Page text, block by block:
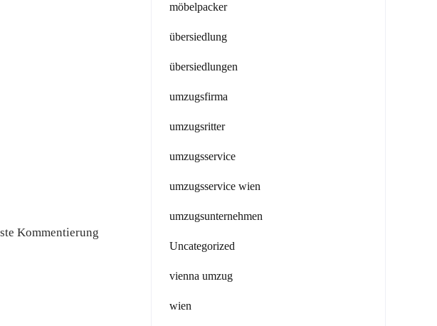
Kommentierung
möbelpacker
übersiedlung
übersiedlungen
umzugsfirma
umzugsritter
umzugsservice
umzugsservice wien
umzugsunternehmen
Uncategorized
vienna umzug
wien